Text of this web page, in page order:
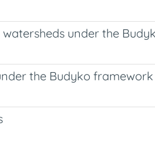
under the
the Budyko framework